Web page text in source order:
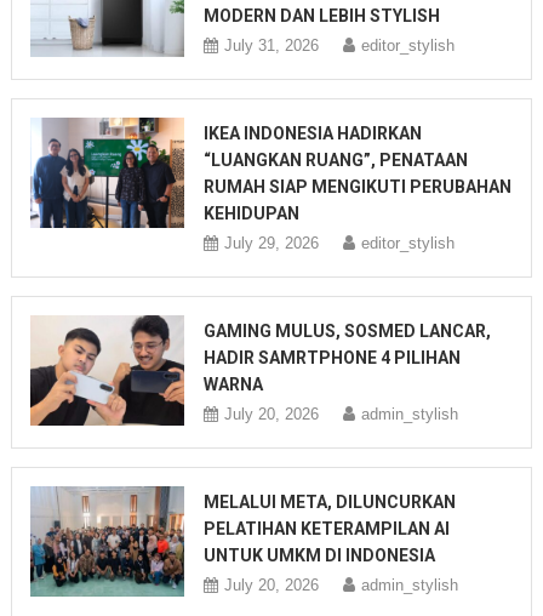
MODERN DAN LEBIH STYLISH
July 31, 2026 editor_stylish
IKEA INDONESIA HADIRKAN
“LUANGKAN RUANG”, PENATAAN
RUMAH SIAP MENGIKUTI PERUBAHAN
KEHIDUPAN
July 29, 2026 editor_stylish
GAMING MULUS, SOSMED LANCAR,
HADIR SAMRTPHONE 4 PILIHAN
WARNA
July 20, 2026 admin_stylish
MELALUI META, DILUNCURKAN
PELATIHAN KETERAMPILAN AI
UNTUK UMKM DI INDONESIA
July 20, 2026 admin_stylish